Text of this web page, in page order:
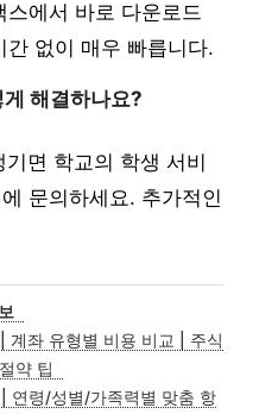
에서 바로 다운로드
없이 매우 빠릅니다.
해결하나요?
면 학교의 학생 서비
문의하세요. 추가적인
계좌 유형별 비용 비교 | 주식
약 팁
연령/성별/가족력별 맞춤 항